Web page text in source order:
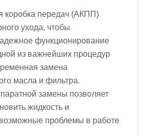
коробка передач (АКПП)
ухода, чтобы
функционирование
из важнейших процедур
замена
масла и фильтра.
замены позволяет
жидкость и
возможные проблемы в работе